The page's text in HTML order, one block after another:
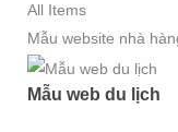
All Items
Mẫu website nhà
Mẫu web du lịch